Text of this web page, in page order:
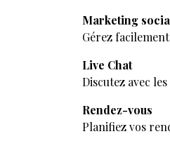
Marketing
Gérez
Live Chat
Discutez avec
Rendez-vous
Planifiez vos